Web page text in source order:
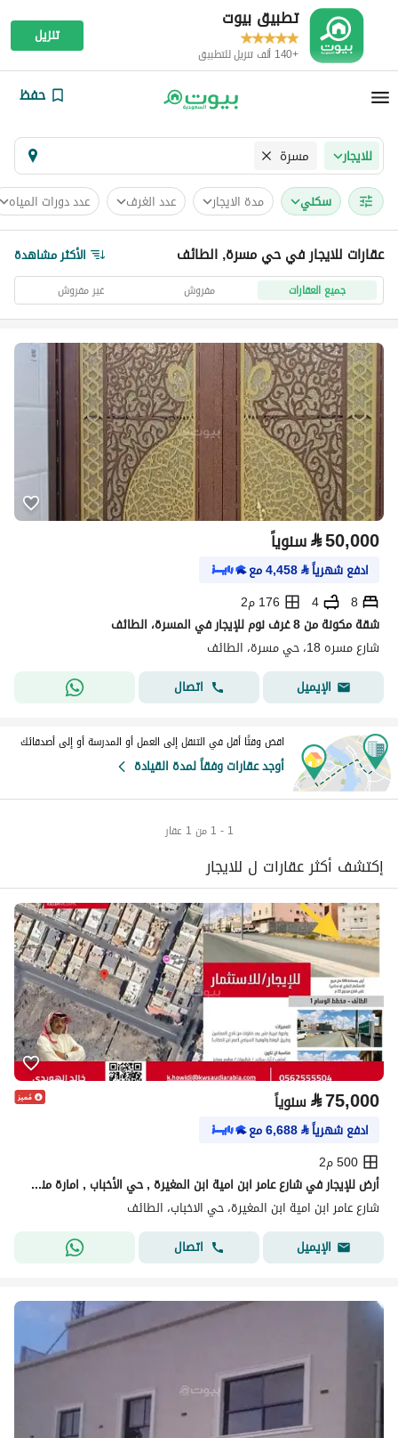
تطبيق بيوت
+140 ألف تنزيل للتطبيق
تنزيل
حفظ
للايجار مسرة
سكني مدة الايجار عدد الغرف عدد دورات المياه
عقارات للايجار في حي مسرة, الطائف الأكثر مشاهدة
جميع العقارات مفروش غير مفروش
⃁50,000 سنوياً
ادفع شهرياً⃁
4,458مع
8
4
176 م2
شقة مكونة من 8 غرف نوم للإيجار في المسرة، الطائف
شارع مسره 18، حي مسرة، الطائف
الإيميل
اتصال
اقض وقتًا أقل في التنقل إلى العمل أو المدرسة أو إلى أصدقائك
أوجد عقارات وفقاً لمدة القيادة
1 - 1 من 1 عقار
إكتشف أكثر عقارات ل للايجار
⃁75,000 سنوياً
ادفع شهرياً⃁
6,688مع
500 م2
أرض للإيجار في شارع عامر ابن امية ابن المغيرة , حي الأخباب , امارة منطقة مكة المكرمة - الطائف
شارع عامر ابن امية ابن المغيرة، حي الاخباب، الطائف
الإيميل
اتصال